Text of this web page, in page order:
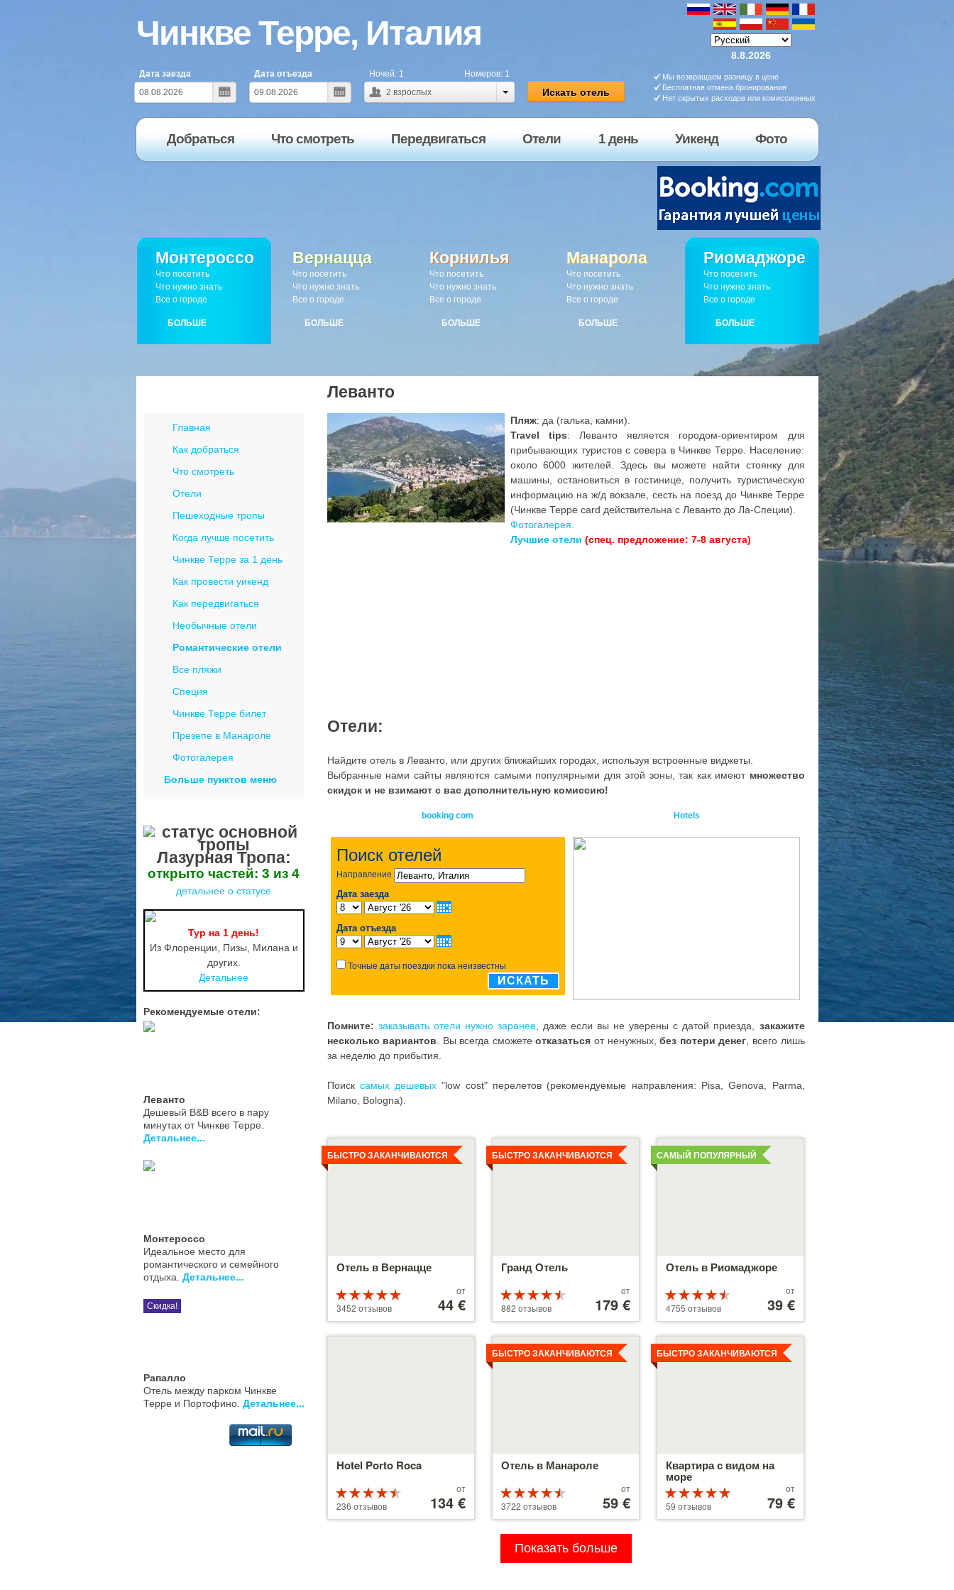
Чинкве Терре, Италия
8.8.2026
Дата заезда
Дата отъезда
2 взрослых
Ночей: 1 Номеров: 1
Искать отель
Мы возвращаем разницу в цене
Бесплатная отмена бронирования
Нет скрытых расходов или комиссионных
Добраться Что смотреть Передвигаться Отели 1 день Уикенд Фото
Монтероссо
Что посетить
Что нужно знать
Все о городе
БОЛЬШЕ
Вернацца
Что посетить
Что нужно знать
Все о городе
БОЛЬШЕ
Корнилья
Что посетить
Что нужно знать
Все о городе
БОЛЬШЕ
Манарола
Что посетить
Что нужно знать
Все о городе
БОЛЬШЕ
Риомаджоре
Что посетить
Что нужно знать
Все о городе
БОЛЬШЕ
Главная
Как добраться
Что смотреть
Отели
Пешеходные тропы
Когда лучше посетить
Чинкве Терре за 1 день
Как провести уикенд
Как передвигаться
Необычные отели
Романтические отели
Все пляжи
Специя
Чинкве Терре билет
Презепе в Манароле
Фотогалерея
Больше пунктов меню
Лазурная Тропа:
открыто частей: 3 из 4
детальнее о статусе
Тур на 1 день!
Из Флоренции, Пизы, Милана и
других.
Детальнее
Рекомендуемые отели:
Леванто
Дешевый B&B всего в пару
минутах от Чинкве Терре.
Детальнее...
Монтероссо
Идеальное место для
романтического и семейного
отдыха. Детальнее...
Скидка!
Рапалло
Отель между парком Чинкве
Терре и Портофино. Детальнее...
Леванто
Пляж: да (галька, камни).
Travel tips: Леванто является городом-ориентиром для
прибывающих туристов с севера в Чинкве Терре. Население:
около 6000 жителей. Здесь вы можете найти стоянку для
машины, остановиться в гостинице, получить туристическую
информацию на ж/д вокзале, сесть на поезд до Чинкве Терре
(Чинкве Терре card действительна с Леванто до Ла-Специи).
Фотогалерея.
Лучшие отели (спец. предложение: 7-8 августа)
Отели:
Найдите отель в Леванто, или других ближайших городах, используя встроенные виджеты.
Выбранные нами сайты являются самыми популярными для этой зоны, так как имеют множество
скидок и не взимают с вас дополнительную комиссию!
booking com Hotels
Поиск отелей
Направление
Дата заезда
Дата отъезда
Точные даты поездки пока неизвестны
ИСКАТЬ
Помните: заказывать отели нужно заранее, даже если вы не уверены с датой приезда, закажите
несколько вариантов . Вы всегда сможетеотказаться от ненужных,без потери денег , всего лишь
за неделю до прибытия.
Поиск самых дешевых "low cost" перелетов (рекомендуемые направления: Pisa, Genova, Parma,
Milano, Bologna).
Отель в Вернацце
БЫСТРО ЗАКАНЧИВАЮТСЯ
5 из 5
3452 отзывов
от
44 €
Детальнее
Гранд Отель
БЫСТРО ЗАКАНЧИВАЮТСЯ
4.5 из 5
882 отзывов 179 €
от
179 €
Детальнее
Отель в Риомаджоре
САМЫЙ ПОПУЛЯРНЫЙ
4.5 из 5
4755 отзывов
от
39 €
Детальнее
Hotel Porto Roca
4.5 из 5
236 отзывов 134 €
от
134 €
Детальнее
Отель в Манароле
БЫСТРО ЗАКАНЧИВАЮТСЯ
4.5 из 5
3722 отзывов
от
59 €
Детальнее
Квартира с видом на
море
БЫСТРО ЗАКАНЧИВАЮТСЯ
5 из 5
59 отзывов
от
79 €
Детальнее
Показать больше